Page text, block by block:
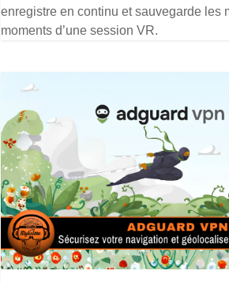
enregistre en continu et sauvegarde les
moments d’une session VR.